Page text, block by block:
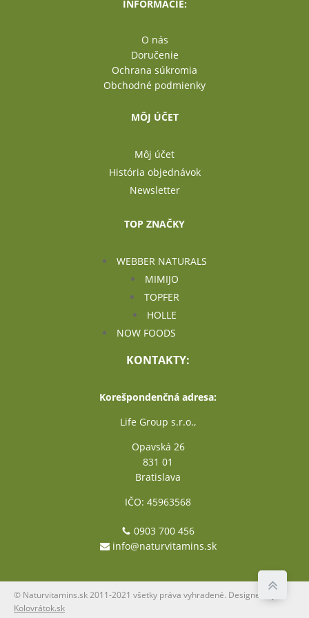
INFORMÁCIE:
O nás
Doručenie
Ochrana súkromia
Obchodné podmienky
MÔJ ÚČET
Môj účet
História objednávok
Newsletter
TOP ZNAČKY
WEBBER NATURALS
MIMIJO
TOPFER
HOLLE
NOW FOODS
KONTAKTY:
Korešpondenčná adresa:
Life Group s.r.o.,
Opavská 26
831 01
Bratislava
IČO: 45963568
0903 700 456
info@naturvitamins.sk
© Naturvitamins.sk 2011-2021 všetky práva vyhradené. Designed by
Kolovrátok.sk